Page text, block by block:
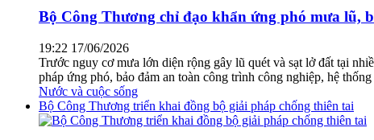
Bộ Công Thương chỉ đạo khẩn ứng phó mưa lũ,
19:22 17/06/2026
Trước nguy cơ mưa lớn diện rộng gây lũ quét và sạt lở đất tại
pháp ứng phó, bảo đảm an toàn công trình công nghiệp, hệ
Nước và cuộc sống
Bộ Công Thương triển khai đồng bộ giải pháp chống thiên tai